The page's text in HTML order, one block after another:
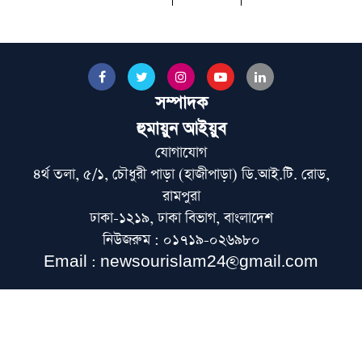
মাদরাসা শিক্ষা অধিদপ্তরে নিয়োগ, এইচএসসি
পাসেই আবেদন
প্রবাসীদের অধিকার সুরক্ষা জাতীয় নিরাপত্তারই
অংশ: প্রতিরক্ষা উপদেষ্টা
শব্দদূষণে দুই বছর পর্যন্ত কারাদণ্ড
সম্পাদক
হুমায়ুন আইয়ুব
যোগাযোগ
৪র্থ তলা, ৫/১, চৌধুরী পাড়া (হাজীপাড়া) ডি.আই.টি. রোড,
রামপুরা
ঢাকা-১২১৯, ঢাকা বিভাগ, বাংলাদেশ
নিউজরুম : ০১৭১৯-০২৬৯৮০
Email : newsourislam24@gmail.com